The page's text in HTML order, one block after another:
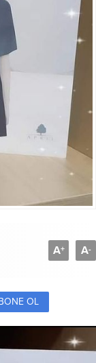
A+ A-
OL